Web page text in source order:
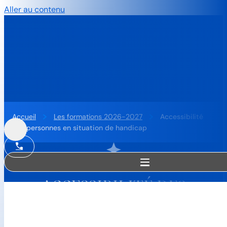
Aller au contenu
Accueil Les formations 2026-2027
Accessibilité
des personnes en situation de handicap
ACCESSIBILITÉ DES